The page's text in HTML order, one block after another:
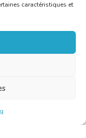
caractéristiques et